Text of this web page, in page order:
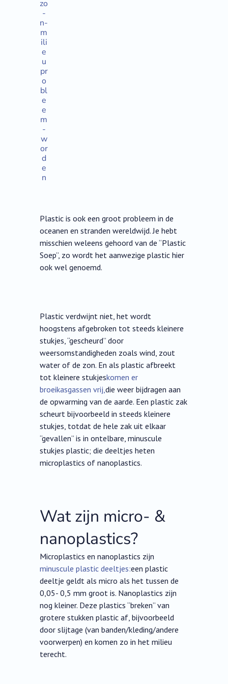
zo
-
n-
m
ili
e
u
pr
o
bl
e
e
m
-
w
or
d
e
n
Plastic is ook een groot probleem in de
oceanen en stranden wereldwijd. Je hebt
misschien weleens gehoord van de “Plastic
Soep”, zo wordt het aanwezige plastic hier
ook wel genoemd.
Plastic verdwijnt niet, het wordt
hoogstens afgebroken tot steeds kleinere
stukjes, “gescheurd” door
weersomstandigheden zoals wind, zout
water of de zon. En als plastic afbreekt
tot kleinere stukjeskomen er
broeikasgassen vrij,die weer bijdragen aan
de opwarming van de aarde. Een plastic zak
scheurt bijvoorbeeld in steeds kleinere
stukjes, totdat de hele zak uit elkaar
“gevallen” is in ontelbare, minuscule
stukjes plastic; die deeltjes heten
microplastics of nanoplastics.
Wat zijn micro- &
nanoplastics?
Microplastics en nanoplastics zijn
minuscule plastic deeltjes:een plastic
deeltje geldt als micro als het tussen de
0,05- 0,5 mm groot is. Nanoplastics zijn
nog kleiner. Deze plastics “breken” van
grotere stukken plastic af, bijvoorbeeld
door slijtage (van banden/kleding/andere
voorwerpen) en komen zo in het milieu
terecht.